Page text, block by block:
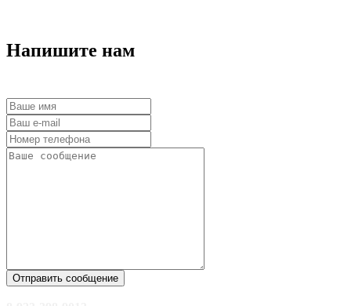
Напишите нам
Отправить сообщение